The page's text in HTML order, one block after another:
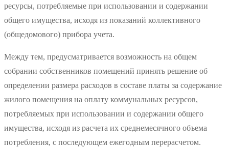
ресурсы, потребляемые при использовании и содержании
общего имущества, исходя из показаний коллективного
(общедомового) прибора учета.
Между тем, предусматривается возможность на общем
собрании собственников помещений принять решение об
определении размера расходов в составе платы за содержание
жилого помещения на оплату коммунальных ресурсов,
потребляемых при использовании и содержании общего
имущества, исходя из расчета их среднемесячного объема
потребления, с последующем ежегодным перерасчетом.